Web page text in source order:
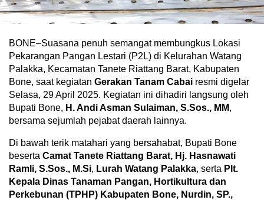
BONE–Suasana penuh semangat membungkus Lokasi
Pekarangan Pangan Lestari (P2L) di Kelurahan Watang
Palakka, Kecamatan Tanete Riattang Barat, Kabupaten
Bone, saat kegiatan Gerakan Tanam Cabai resmi digelar
Selasa, 29 April 2025. Kegiatan ini dihadiri langsung oleh
Bupati Bone, H. Andi Asman Sulaiman, S.Sos., MM,
bersama sejumlah pejabat daerah lainnya.
Di bawah terik matahari yang bersahabat, Bupati Bone
beserta Camat Tanete Riattang Barat, Hj. Hasnawati
Ramli, S.Sos., M.Si, Lurah Watang Palakka, serta Plt.
Kepala Dinas Tanaman Pangan, Hortikultura dan
Perkebunan (TPHP) Kabupaten Bone, Nurdin, SP.,